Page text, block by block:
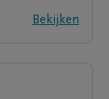
Bekijken